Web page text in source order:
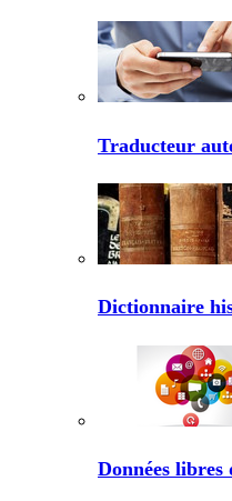
Traducteur
Dictionnaire
Données libres